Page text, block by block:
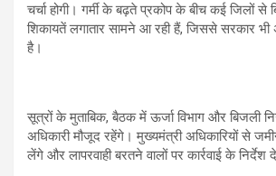
चर्चा होगी। गर्मी के बढ़ते प्रकोप के बीच कई जिलों
शिकायतें लगातार सामने आ रही हैं, जिससे सरकार
है।
सूत्रों के मुताबिक, बैठक में ऊर्जा विभाग और बिजली
अधिकारी मौजूद रहेंगे। मुख्यमंत्री अधिकारियों से
लेंगे और लापरवाही बरतने वालों पर कार्रवाई के